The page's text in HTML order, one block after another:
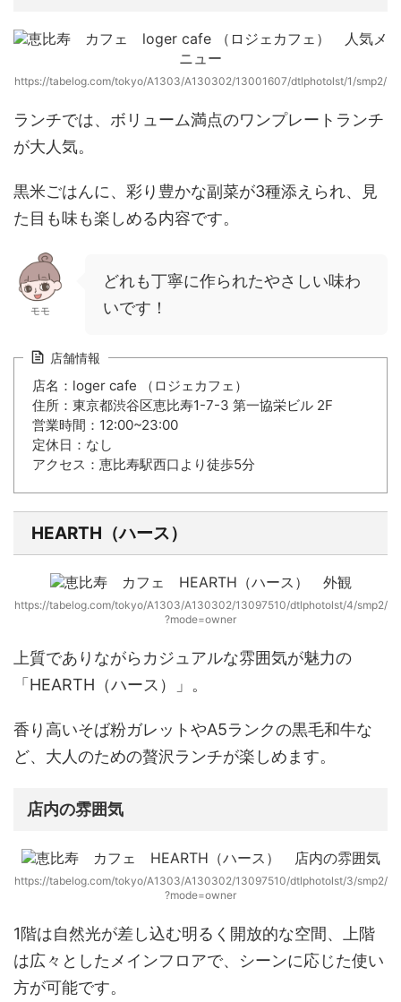
https://tabelog.com/tokyo/A1303/A130302/13001607/dtlphotolst/1/smp2/
ランチでは、ボリューム満点のワンプレートランチ
が大人気。
黒米ごはんに、彩り豊かな副菜が3種添えられ、見
た目も味も楽しめる内容です。
モモ
どれも丁寧に作られたやさしい味わ
いです！
店舗情報
店名：loger cafe （ロジェカフェ）
住所：東京都渋谷区恵比寿1-7-3 第一協栄ビル 2F
営業時間：12:00~23:00
定休日：なし
アクセス：恵比寿駅西口より徒歩5分
HEARTH（ハース）
https://tabelog.com/tokyo/A1303/A130302/13097510/dtlphotolst/4/smp2/
?mode=owner
上質でありながらカジュアルな雰囲気が魅力の
「HEARTH（ハース）」 。
香り高いそば粉ガレットやA5ランクの黒毛和牛な
ど、大人のための贅沢ランチが楽しめます。
店内の雰囲気
https://tabelog.com/tokyo/A1303/A130302/13097510/dtlphotolst/3/smp2/
?mode=owner
1階は自然光が差し込む明るく開放的な空間、上階
は広々としたメインフロアで、シーンに応じた使い
方が可能です。